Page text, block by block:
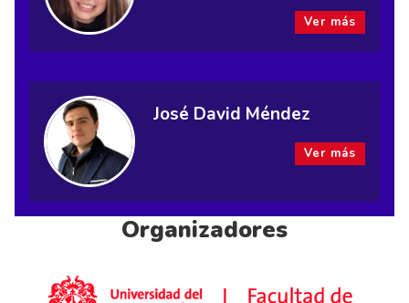
Ver más
José David Méndez
Ver más
Organizadores